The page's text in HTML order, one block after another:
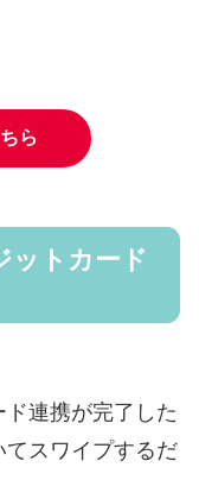
ら
ットカード
連携が完了した
てスワイプするだ